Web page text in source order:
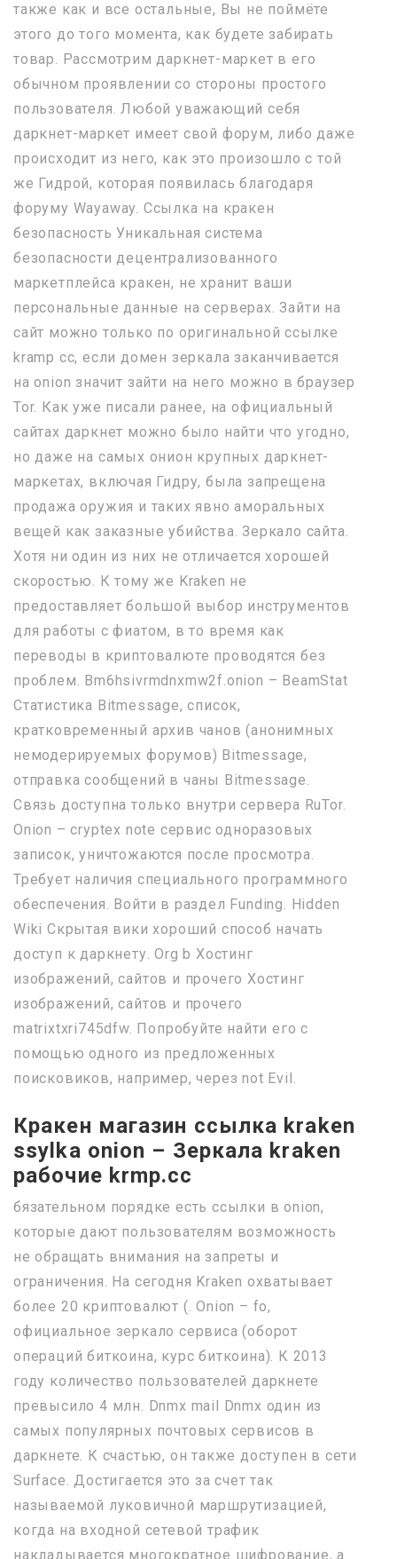
также как и все остальные, Вы не поймёте
этого до того момента, как будете забирать
товар. Рассмотрим даркнет-маркет в его
обычном проявлении со стороны простого
пользователя. Любой уважающий себя
даркнет-маркет имеет свой форум, либо даже
происходит из него, как это произошло с той
же Гидрой, которая появилась благодаря
форуму Wayaway. Ссылка на кракен
безопасность Уникальная система
безопасности децентрализованного
маркетплейса кракен, не хранит ваши
персональные данные на серверах. Зайти на
сайт можно только по оригинальной ссылке
kramp cc, если домен зеркала заканчивается
на onion значит зайти на него можно в браузер
Tor. Как уже писали ранее, на официальный
сайтах даркнет можно было найти что угодно,
но даже на самых онион крупных даркнет-
маркетах, включая Гидру, была запрещена
продажа оружия и таких явно аморальных
вещей как заказные убийства. Зеркало сайта.
Хотя ни один из них не отличается хорошей
скоростью. К тому же Kraken не
предоставляет большой выбор инструментов
для работы с фиатом, в то время как
переводы в криптовалюте проводятся без
проблем. Bm6hsivrmdnxmw2f.onion – BeamStat
Статистика Bitmessage, список,
кратковременный архив чанов (анонимных
немодерируемых форумов) Bitmessage,
отправка сообщений в чаны Bitmessage.
Связь доступна только внутри сервера RuTor.
Onion – cryptex note сервис одноразовых
записок, уничтожаются после просмотра.
Требует наличия специального программного
обеспечения. Войти в раздел Funding. Hidden
Wiki Скрытая вики хороший способ начать
доступ к даркнету. Org b Хостинг
изображений, сайтов и прочего Хостинг
изображений, сайтов и прочего
matrixtxri745dfw. Попробуйте найти его с
помощью одного из предложенных
поисковиков, например, через not Evil.
Кракен магазин ссылка kraken
ssylka onion – Зеркала kraken
рабочие krmp.cc
бязательном порядке есть ссылки в onion,
которые дают пользователям возможность
не обращать внимания на запреты и
ограничения. На сегодня Kraken охватывает
более 20 криптовалют (. Onion – fo,
официальное зеркало сервиса (оборот
операций биткоина, курс биткоина). К 2013
году количество пользователей даркнете
превысило 4 млн. Dnmx mail Dnmx один из
самых популярных почтовых сервисов в
даркнете. К счастью, он также доступен в сети
Surface. Достигается это за счет так
называемой луковичной маршрутизацией,
когда на входной сетевой трафик
накладывается многократное шифрование, а